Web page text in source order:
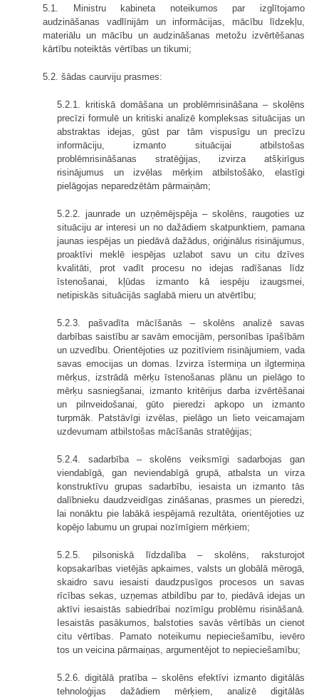
5.1. Ministru kabineta noteikumos par izglītojamo
audzināšanas vadlīnijām un informācijas, mācību līdzekļu,
materiālu un mācību un audzināšanas metožu izvērtēšanas
kārtību noteiktās vērtības un tikumi;
5.2. šādas caurviju prasmes:
5.2.1. kritiskā domāšana un problēmrisināšana – skolēns
precīzi formulē un kritiski analizē kompleksas situācijas un
abstraktas idejas, gūst par tām vispusīgu un precīzu
informāciju, izmanto situācijai atbilstošas
problēmrisināšanas stratēģijas, izvirza atšķirīgus
risinājumus un izvēlas mērķim atbilstošāko, elastīgi
pielāgojas neparedzētām pārmaiņām;
5.2.2. jaunrade un uzņēmējspēja – skolēns, raugoties uz
situāciju ar interesi un no dažādiem skatpunktiem, pamana
jaunas iespējas un piedāvā dažādus, oriģinālus risinājumus,
proaktīvi meklē iespējas uzlabot savu un citu dzīves
kvalitāti, prot vadīt procesu no idejas radīšanas līdz
īstenošanai, kļūdas izmanto kā iespēju izaugsmei,
netipiskās situācijās saglabā mieru un atvērtību;
5.2.3. pašvadīta mācīšanās – skolēns analizē savas
darbības saistību ar savām emocijām, personības īpašībām
un uzvedību. Orientējoties uz pozitīviem risinājumiem, vada
savas emocijas un domas. Izvirza īstermiņa un ilgtermiņa
mērķus, izstrādā mērķu īstenošanas plānu un pielāgo to
mērķu sasniegšanai, izmanto kritērijus darba izvērtēšanai
un pilnveidošanai, gūto pieredzi apkopo un izmanto
turpmāk. Patstāvīgi izvēlas, pielāgo un lieto veicamajam
uzdevumam atbilstošas mācīšanās stratēģijas;
5.2.4. sadarbība – skolēns veiksmīgi sadarbojas gan
viendabīgā, gan neviendabīgā grupā, atbalsta un virza
konstruktīvu grupas sadarbību, iesaista un izmanto tās
dalībnieku daudzveidīgas zināšanas, prasmes un pieredzi,
lai nonāktu pie labākā iespējamā rezultāta, orientējoties uz
kopējo labumu un grupai nozīmīgiem mērķiem;
5.2.5. pilsoniskā līdzdalība – skolēns, raksturojot
kopsakarības vietējās apkaimes, valsts un globālā mērogā,
skaidro savu iesaisti daudzpusīgos procesos un savas
rīcības sekas, uzņemas atbildību par to, piedāvā idejas un
aktīvi iesaistās sabiedrībai nozīmīgu problēmu risināšanā.
Iesaistās pasākumos, balstoties savās vērtībās un cienot
citu vērtības. Pamato noteikumu nepieciešamību, ievēro
tos un veicina pārmaiņas, argumentējot to nepieciešamību;
5.2.6. digitālā pratība – skolēns efektīvi izmanto digitālās
tehnoloģijas dažādiem mērķiem, analizē digitālās